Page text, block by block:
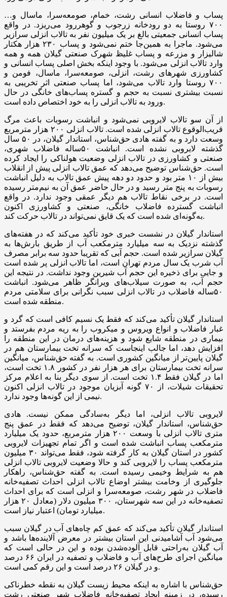
پساب و فاضلاب انسانی رشت، خمام، صومعه‌سرا، ماسال و…
۷۰۰ روستا به دو رودخانه زرجوب و گوهررود می‌ریزد. در واقع
پساب انسانی جمعیتی بالغ بر یک میلیون نفر به تالاب انزلی سرازیر
می‌شود. ماجرا به همین‌جا ختم نمی‌شود و پساب ۲۳۰ هزار هکتار
شالیزار و مزرعه و پساب غلیظ شهرک صنعتی گیلان همه و همه
وارد تالاب انزلی می‌شود. با وجود اینکه بخش اصلی پساب انسانی و
کشاورزی شهر‌های رشت، انزلی، صومعه‌سرا، ماسال، فومن و
۷۰۰ روستا وارد تالاب می‌شود، اما پساب صنعتی اثر تخریبی به
نسبت بیشتری نسبت به حجم و گستره پساب‌های خانگی در حال
ورود به تالاب انزلی را به خود اختصاص داده است.
از آن سو تالاب لایروبی نمی‌شود و انباشت رسوبات باعث مرگ
قریب‌الوقوع تالاب انزلی شده است. تالاب انزلی ۲۰۰ هزار مترمربع
وسعت دارد و به گفته هادی حق‌شناس، استاندار گیلان، در ۵۰ سال
گذشته لایروبی نشده است. انباشت ۵۰‌ساله فاضلاب شهری،
صنعتی و کشاورزی در تالاب انزلی وضعیت هولناکی را ایجاد کرده
است. حق‌شناس توضیح می‌دهد که عمق تالاب انزلی پیش از انقلاب
بیش از ۱۰ متر بود و حدود دو دهه پیش عمق تالاب به دلیل انباشت
رسوبات به پنج متر رسید و در حال حاضر عمق آن به نیم‌متر رسیده
است. در برخی نقاط تالاب هم دیگر عمقی وجود ندارد. در واقع
انباشت گسترده فاضلاب خانگی، صنعتی و کشاورزی اکنون
به‌گونه‌ای شده است که یک قایق نمی‌تواند در تالاب حرکت کند.
استاندار گیلان در نشست خبری خود تأکید می‌کند که در هفته‌های
گذشته نزدیک به سه میلیارد مترمکعب آب از طریق بارش‌ها به
گیلان سرازیر شده است. حجم آبی که تقریبا حدود سه برابر مصرف
آب شرب یک سال مردم تهران است، اما تالاب انزلی پر شده است
و جایی برای ذخیره این حجم آب شیرین وجود نداشت. در نتیجه این
حجم آب، به صورت سیلاب‌های ویرانگر ظاهر می‌شود. انباشت
۵۰‌ساله فاضلاب در تالاب انزلی سبب نگرانی برای سلامتی مردم
منطقه شده است.
استاندار گیلان تأکید می‌کند که فقط یک نسیم کافی است که گرد و
غبار فاضلاب و انواع ویروس و میکروب را به ریه مردم بفرستد و
بیماری در منطقه شایع شود و هزینه‌های درمان در این منطقه را
افزایش دهد، اما جالب اینجاست که سرانه تخت بیمارستان هم در
گیلان پایین‌تر از میانگین کشوری است. به گفته حق‌شناس، میانگین
سرانه تخت بیمارستان برای هر هزار نفر در کشور ۱.۸ تخت است،
اما در گیلان فقط ۱.۴ تخت است. از سوی دیگر بنا به اعلام مرکز
تحقیقات شیلات، از ۷۰ گونه آبزیان موجود در تالاب انزلی اکنون
نیمی از این گونه‌ها وجود ندارد.
لایروبی تالاب انزلی، اما دیگر به‌سادگی ممکن نیست. هادی
حق‌شناس، استاندار گیلان، توضیح می‌دهد که فقط در عمق پنج
متری تالاب انزلی با وسعت ۲۰۰ هزار مترمربع، حدود یک میلیارد
مترمکعب پساب انباشت شده است و اگر تمام تجهیزات لایروبی
کشور در استان گیلان به کار گرفته شود، فقط می‌تواند ۳۰ میلیون
مترمکعب پساب را لایروبی کند و حالا وضعیت لایروبی تالاب انزلی
هم به شرایط وخیمی رسیده است. به گفته حق‌شناس، راهکار
جلوگیری از وخامت بیشتر اوضاع تالاب انزلی احداث تصفیه‌خانه
فاضلاب در شهر رشت، صومعه‌سرا و انزلی است که برای احداث
تصفیه‌خانه در این سه شهرستان، ۳۰۰ میلیون دلار (معادل ۲۰ هزار
میلیارد تومان) اعتبار نیاز است.
استاندار گیلان تأکید می‌کند که عمق کم چاه‌های آب در گیلان سبب
می‌شود آب آشامیدنی این استان بیشتر در معرض آلاینده‌ها باشد و
آب گیلان به‌راحتی قابل آلوده‌شدن بوده و این در حالی است که
میانگین اجرای طرح‌های آب و فاضلاب و تصفیه در ایران ۶۶ درصد
و در گیلان ۲۶ درصد است و این رقم کمی است.
حق‌شناس با اشاره به اینکه محیط زیست گیلان به نقطه خطرناکی
رسیده، در زمینه ایجاد تصفیه‌خانه فاضلاب شهر صنعتی رشت